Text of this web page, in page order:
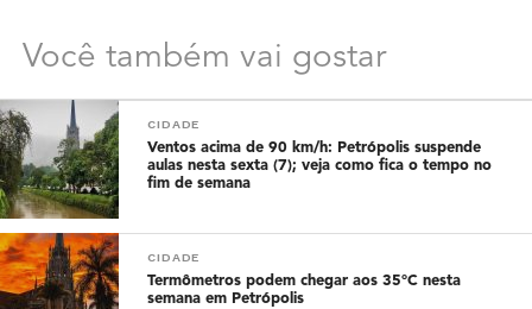
Você também vai gostar
CIDADE
Ventos acima de 90 km/h: Petrópolis suspende
aulas nesta sexta (7); veja como fica o tempo no
fim de semana
CIDADE
Termômetros podem chegar aos 35°C nesta
semana em Petrópolis